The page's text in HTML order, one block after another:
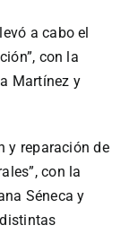
a cabo el
con la
Martínez y
y reparación de
con la
Séneca y